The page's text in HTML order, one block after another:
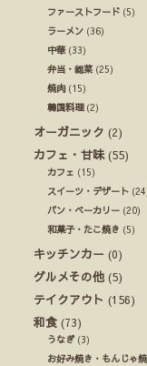
ファーストフード (5)
ラーメン (36)
中華(33)
弁当・総菜 (25)
焼肉 (15)
韓国料理(2)
オーガニック (2)
カフェ・甘味(55)
カフェ (15)
スイーツ・デザート
パン・ベーカリー (20)
和菓子・たこ焼き (5)
キッチンカー (0)
グルメその他 (5)
テイクアウト (156)
和食 (73)
うなぎ(3)
お好み焼き・もんじゃ